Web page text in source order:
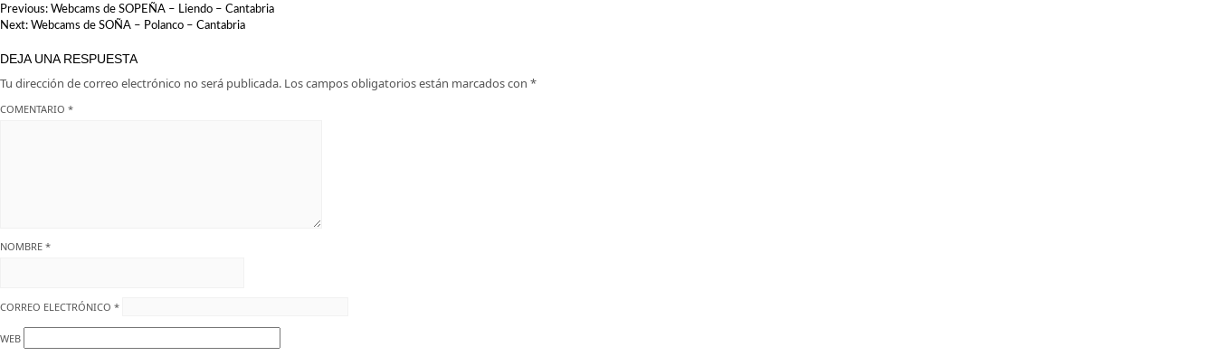
NAVEGACIÓN
DE
Previous: Webcams de SOPEÑA – Liendo – Cantabria
Next: Webcams de SOÑA – Polanco – Cantabria
DEJA UNA RESPUESTA
Tu dirección de correo electrónico no será publicada. Los campos obligatorios están marcados con *
COMENTARIO *
NOMBRE *
CORREO ELECTRÓNICO *
WEB